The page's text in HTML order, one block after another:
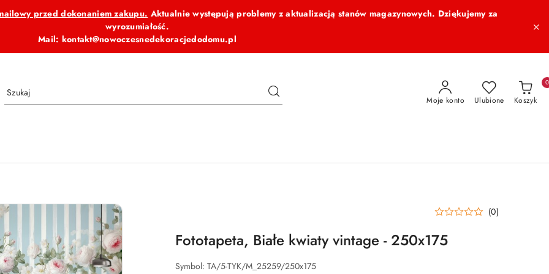
przed dokonaniem zakupu. Aktualnie występują problemy z aktualizacją stanów magazynowych. Dziękujemy za
wyrozumiałość.
Mail: kontakt@nowoczesnedekoracjedodomu.pl
Moje konto Ulubione Koszyk
0
(0)
Fototapeta, Białe kwiaty vintage - 250x175
Symbol: TA/5-TYK/M_25259/250x175